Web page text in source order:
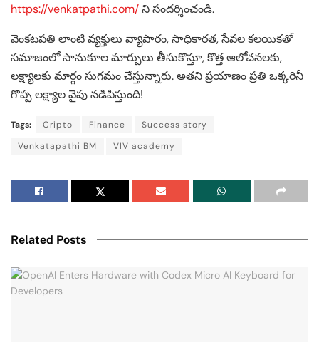
https://venkatpathi.com/ని సందర్శించండి.
వెంకటపతి లాంటి వ్యక్తులు వ్యాపారం, సాధికారత, సేవల కలయికతో
సమాజంలో సానుకూల మార్పులు తీసుకొస్తూ, కొత్త ఆలోచనలకు,
లక్ష్యాలకు మార్గం సుగమం చేస్తున్నారు. అతని ప్రయాణం ప్రతి ఒక్కరినీ
గొప్ప లక్ష్యాల వైపు నడిపిస్తుంది!
Tags: Cripto Finance
Success story
Venkatapathi BM
VIV academy
Related Posts